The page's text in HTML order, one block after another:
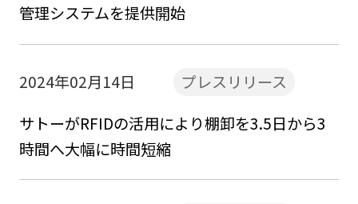
管理システムを提供開始
2024年02月14日
プレスリリース
サトーがRFIDの活用により棚卸を3.5日から3
時間へ大幅に時間短縮